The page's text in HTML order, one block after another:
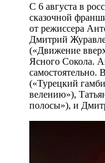
С 6 августа в
сказочной
от режиссера
Дмитрий
(«Движение
Ясного Сокола.
самостоятельно.
(«Турецкий
велению»),
полосы»), и